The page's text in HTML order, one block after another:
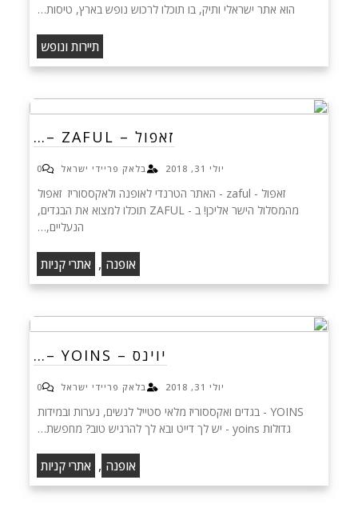
הוא אתר ישראלי ותיק, בו תוכלו לרכוש נופש בארץ, טיסות…
תיירות ונופש
זאפול – ZAFUL –…
יולי 31, 2018 בלאק פריידי ישראל 0
זאפול - zaful - האתר הטרנדי לאופנה ולאקססוריז זאפול
מהמסלול הישר אליכן! ב - ZAFUL תוכלו למצוא את הבגדים,
הנעליים,…
אופנה , אתרי קניות
יוינס – YOINS –…
יולי 31, 2018 בלאק פריידי ישראל 0
YOINS - בגדים ואקססוריז מלאי סטייל לנשים, נערות ובמידות
גדולות yoins - יש לך דייט ובא לך להרגיש טוב? מחפשת…
אופנה , אתרי קניות